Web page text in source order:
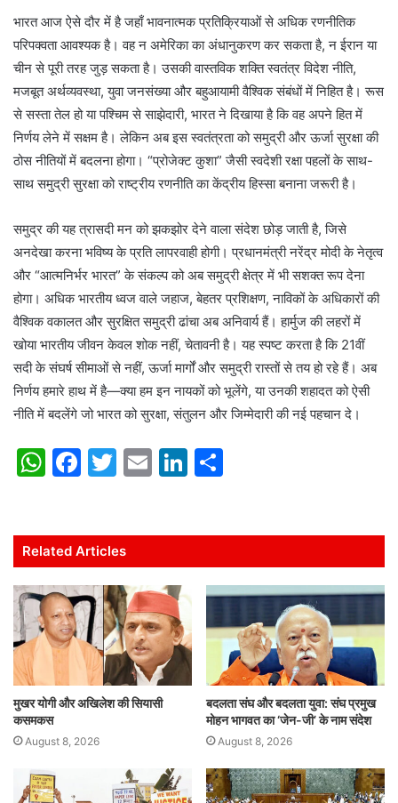
भारत आज ऐसे दौर में है जहाँ भावनात्मक प्रतिक्रियाओं से अधिक रणनीतिक
परिपक्वता आवश्यक है। वह न अमेरिका का अंधानुकरण कर सकता है, न ईरान या
चीन से पूरी तरह जुड़ सकता है। उसकी वास्तविक शक्ति स्वतंत्र विदेश नीति,
मजबूत अर्थव्यवस्था, युवा जनसंख्या और बहुआयामी वैश्विक संबंधों में निहित है। रूस
से सस्ता तेल हो या पश्चिम से साझेदारी, भारत ने दिखाया है कि वह अपने हित में
निर्णय लेने में सक्षम है। लेकिन अब इस स्वतंत्रता को समुद्री और ऊर्जा सुरक्षा की
ठोस नीतियों में बदलना होगा। “प्रोजेक्ट कुशा” जैसी स्वदेशी रक्षा पहलों के साथ-
साथ समुद्री सुरक्षा को राष्ट्रीय रणनीति का केंद्रीय हिस्सा बनाना जरूरी है।
समुद्र की यह त्रासदी मन को झकझोर देने वाला संदेश छोड़ जाती है, जिसे
अनदेखा करना भविष्य के प्रति लापरवाही होगी। प्रधानमंत्री नरेंद्र मोदी के नेतृत्व
और “आत्मनिर्भर भारत” के संकल्प को अब समुद्री क्षेत्र में भी सशक्त रूप देना
होगा। अधिक भारतीय ध्वज वाले जहाज, बेहतर प्रशिक्षण, नाविकों के अधिकारों की
वैश्विक वकालत और सुरक्षित समुद्री ढांचा अब अनिवार्य हैं। हार्मुज की लहरों में
खोया भारतीय जीवन केवल शोक नहीं, चेतावनी है। यह स्पष्ट करता है कि 21वीं
सदी के संघर्ष सीमाओं से नहीं, ऊर्जा मार्गों और समुद्री रास्तों से तय हो रहे हैं। अब
निर्णय हमारे हाथ में है—क्या हम इन नायकों को भूलेंगे, या उनकी शहादत को ऐसी
नीति में बदलेंगे जो भारत को सुरक्षा, संतुलन और जिम्मेदारी की नई पहचान दे।
W
s
A
p
p
F
e
b
o
o
k
T
er
E
l
Li
e
dI
n
e
Related Articles
मुखर योगी और अखिलेश की सियासी
कसमकस
August 8, 2026
बदलता संघ और बदलता युवा: संघ प्रमुख
मोहन भागवत का ‘जेन-जी’ के नाम संदेश
August 8, 2026